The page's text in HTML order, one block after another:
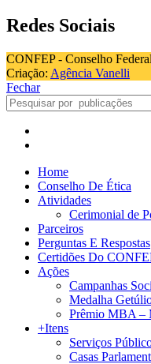
Redes Sociais
CONFEP - Conselho
Criação: Agência Vanelli
Fechar
Home
Conselho De Ética
Atividades
Cerimonial de
Parceiros
Perguntas E Respostas
Certidões Do
Ações
Campanhas
Medalha
Prêmio MBA –
+Itens
Serviços
Casas